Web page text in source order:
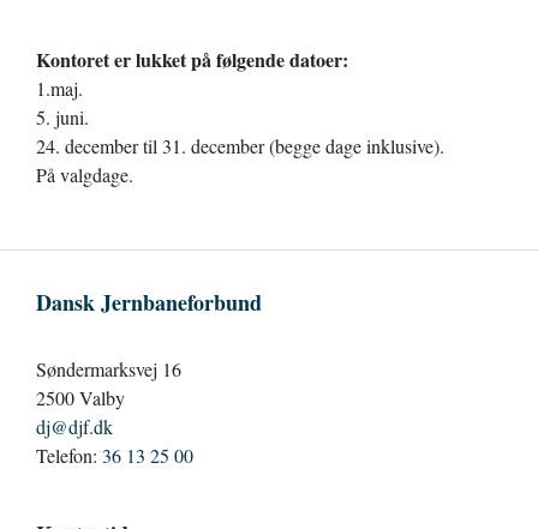
Kontoret er lukket på følgende datoer:
1.maj.
5. juni.
24. december til 31. december (begge dage inklusive).
På valgdage.
Dansk Jernbaneforbund
Søndermarksvej 16
2500 Valby
dj@djf.dk
Telefon: 36 13 25 00